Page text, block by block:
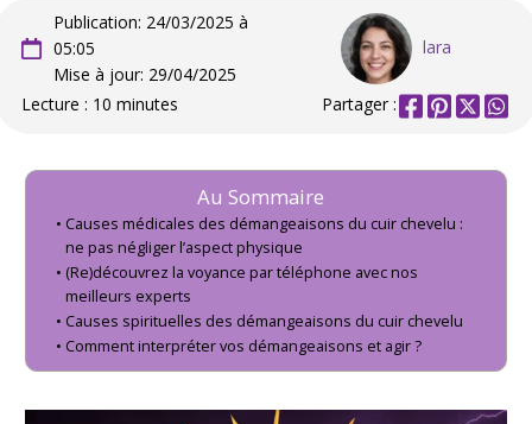
Publication: 24/03/2025 à
05:05
Mise à jour: 29/04/2025
lara
Lecture : 10 minutes Partager :
Au Sommaire
Causes médicales des démangeaisons du cuir chevelu :
ne pas négliger l’aspect physique
(Re)découvrez la voyance par téléphone avec nos
meilleurs experts
Causes spirituelles des démangeaisons du cuir chevelu
Comment interpréter vos démangeaisons et agir ?